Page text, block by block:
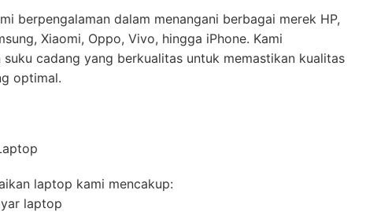
berpengalaman dalam menangani berbagai merek HP,
Xiaomi, Oppo, Vivo, hingga iPhone. Kami
suku cadang yang berkualitas untuk memastikan kualitas
optimal.
laptop kami mencakup:
laptop